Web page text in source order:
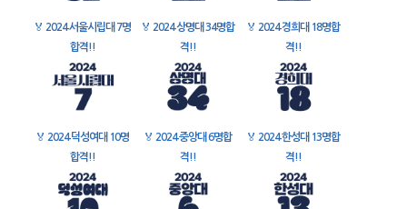
🏅 2024 서울시립대 7명
합격!!
🏅 2024 상명대 34명합
격!!
🏅 2024 경희대 18명합
격!!
🏅 2024 덕성여대 10명
합격!!
🏅 2024 중앙대 6명합
격!!
🏅 2024 한성대 13명합
격!!